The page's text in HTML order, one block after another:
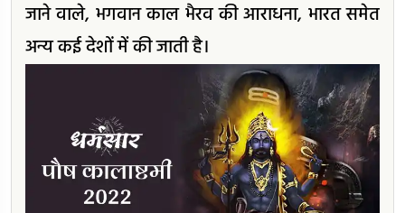
जाने वाले, भगवान काल भैरव की आराधना, भारत समेत
अन्य कई देशों में की जाती है।